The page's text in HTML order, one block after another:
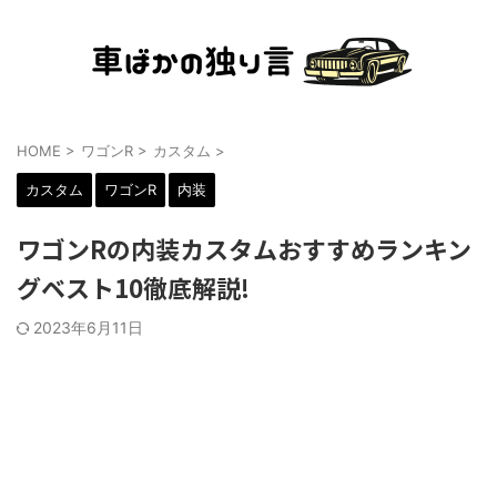
HOME > ワゴンR > カスタム >
カスタム ワゴンR 内装
ワゴンRの内装カスタムおすすめランキン
グベスト10徹底解説!
2023年6月11日